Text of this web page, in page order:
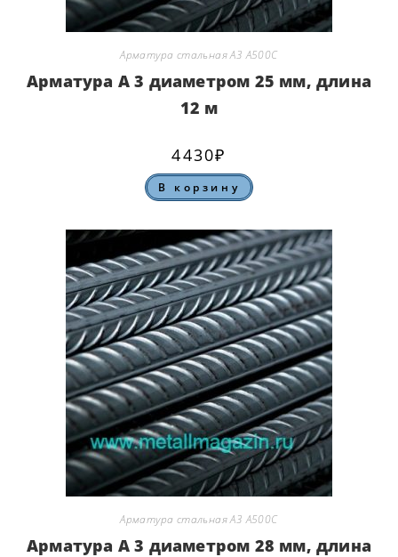
Арматура стальная А3 А500С
Арматура А 3 диаметром 25 мм, длина
12 м
4430₽
В корзину
Арматура стальная А3 А500С
Арматура А 3 диаметром 28 мм, длина